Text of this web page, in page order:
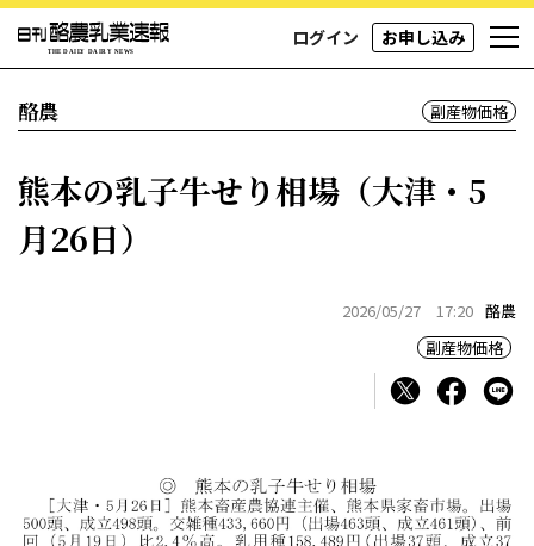
ログイン お申し込み
酪農 副産物価格
熊本の乳子牛せり相場（大津・5
月26日）
2026/05/27 17:20 酪農
副産物価格